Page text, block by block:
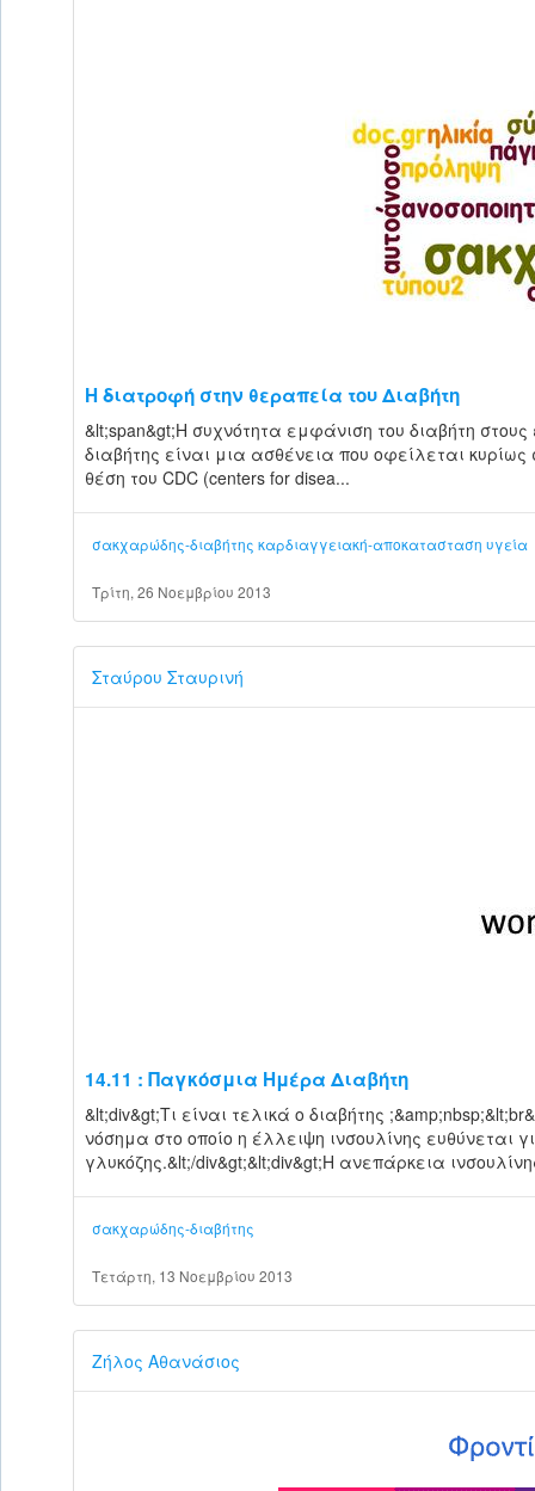
Η διατροφή στην θεραπεία του Διαβήτη
&lt;span&gt;Η συχνότητα εμφάνιση του διαβήτη
διαβήτης είναι μια ασθένεια που οφείλεται
θέση του CDC (centers for disea...
σακχαρώδης-διαβήτης καρδιαγγειακή-αποκατασταση υγεία
Τρίτη, 26 Νοεμβρίου 2013
Σταύρου Σταυρινή
14.11 : Παγκόσμια Hμέρα Διαβήτη
&lt;div&gt;Τι είναι τελικά ο διαβήτης
νόσημα στο οποίο η έλλειψη ινσουλίνης ευθύνεται
γλυκόζης.&lt;/div&gt;&lt;div&gt;Η ανεπάρκεια
σακχαρώδης-διαβήτης
Τετάρτη, 13 Νοεμβρίου 2013
Ζήλος Αθανάσιος